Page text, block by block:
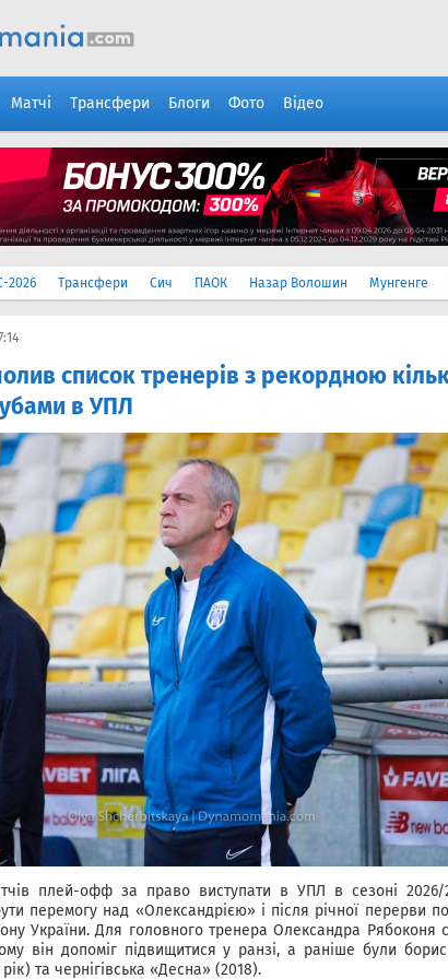
Матчі Трансфери Блоги Фото Відео
2026 Трансфери Сич ПАОК Назар Волошин Мунгенге
список тренерів з рекордною
в УПЛ
плей-офф за право виступати в УПЛ в сезоні 2026/
перемогу над «Олександрією» і після річної перерви
України. Для головного тренера Олександра Рябоконя
він допоміг підвищитися у ранзі, а раніше були
та чернігівська «Десна» (2018).